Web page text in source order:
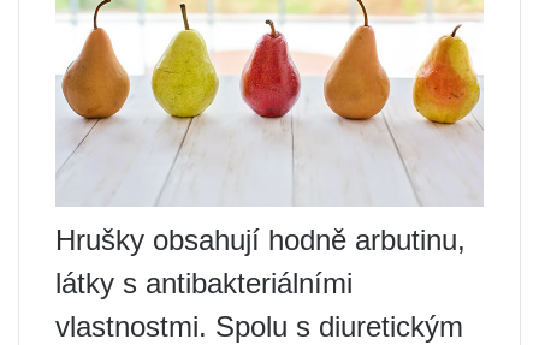
Hrušky obsahují hodně arbutinu,
látky s antibakteriálními
vlastnostmi. Spolu s diuretickým